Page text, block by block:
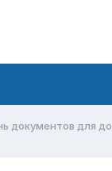
документов для